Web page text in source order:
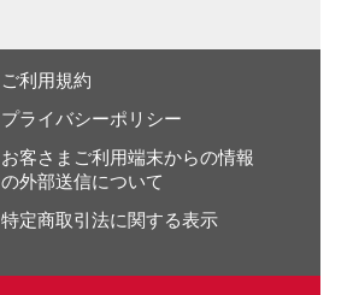
ご利用規約
プライバシーポリシー
お客さまご利用端末からの情報
の外部送信について
特定商取引法に関する表示